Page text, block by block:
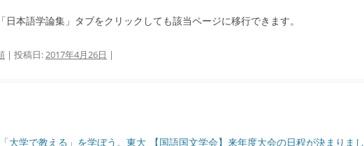
日本語学論集」タブをクリックしても該当ページに移行できます。
| 投稿日:2017年4月26日 |
大学で教える」を学ぼう。東大
【国語国文学会】来年度大会の日程が決まりまし